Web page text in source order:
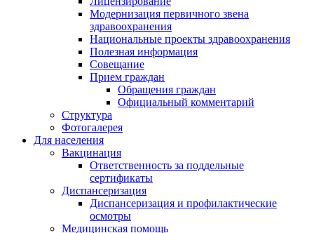
Модернизация первичного звена
здравоохранения
Национальные проекты здравоохранения
Полезная информация
Совещание
Прием граждан
Обращения граждан
Официальный комментарий
Структура
Фотогалерея
Для населения
Вакцинация
Ответственность за поддельные
сертификаты
Диспансеризация
Диспансеризация и профилактические
осмотры
Медицинская помощь